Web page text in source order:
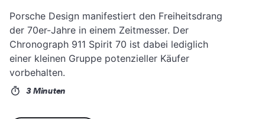
Porsche Design manifestiert den Freiheitsdrang
der 70er-Jahre in einem Zeitmesser. Der
Chronograph 911 Spirit 70 ist dabei lediglich
einer kleinen Gruppe potenzieller Käufer
vorbehalten.
3 Minuten